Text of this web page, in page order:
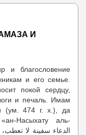
И
и благословение
покой сердцу,
и печаль. Имам
(ум. 474 г. х.), да
Насыхату аль-